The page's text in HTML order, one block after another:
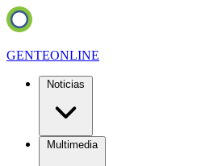
GENTEONLINE
Noticias
Multimedia